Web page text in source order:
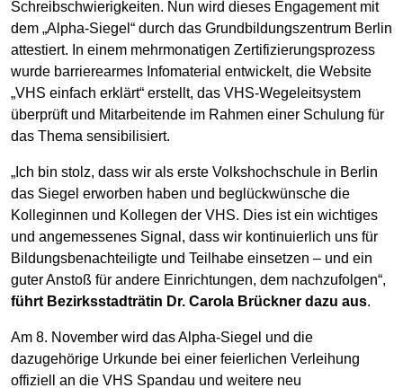
Schreibschwierigkeiten. Nun wird dieses Engagement mit
dem „Alpha-Siegel“ durch das Grundbildungszentrum Berlin
attestiert. In einem mehrmonatigen Zertifizierungsprozess
wurde barrierearmes Infomaterial entwickelt, die Website
„VHS einfach erklärt“ erstellt, das VHS-Wegeleitsystem
überprüft und Mitarbeitende im Rahmen einer Schulung für
das Thema sensibilisiert.
„Ich bin stolz, dass wir als erste Volkshochschule in Berlin
das Siegel erworben haben und beglückwünsche die
Kolleginnen und Kollegen der VHS. Dies ist ein wichtiges
und angemessenes Signal, dass wir kontinuierlich uns für
Bildungsbenachteiligte und Teilhabe einsetzen – und ein
guter Anstoß für andere Einrichtungen, dem nachzufolgen“,
führt Bezirksstadträtin Dr. Carola Brückner dazu aus.
Am 8. November wird das Alpha-Siegel und die
dazugehörige Urkunde bei einer feierlichen Verleihung
offiziell an die VHS Spandau und weitere neu